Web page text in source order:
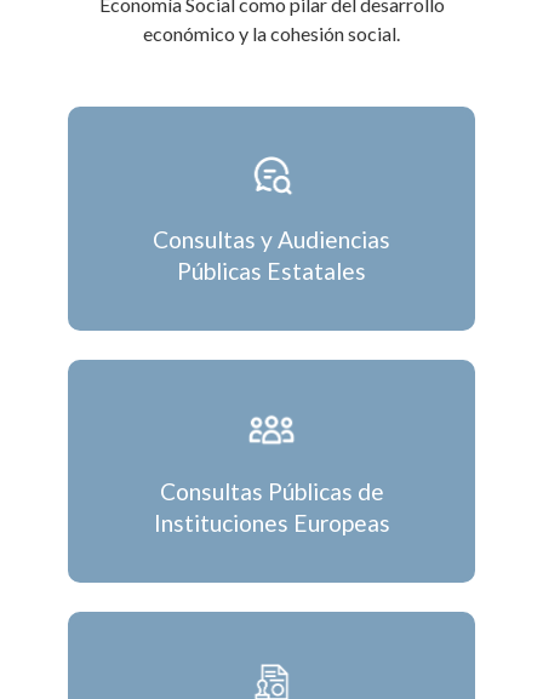
económico y la cohesión social.
Consultas y Audiencias
Públicas Estatales
Consultas Públicas de
Instituciones Europeas